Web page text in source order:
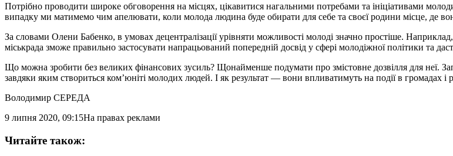
Потрібно проводити широке обговорення на місцях, цікавитися нагальними потребами та ініціативами
випадку ми матимемо чим апелювати, коли молода людина буде обирати для себе та своєї родини місце, де
За словами Олени Бабенко, в умовах децентралізації урівняти можливості молоді значно простіше.
міськрада зможе правильно застосувати напрацьований попередній досвід у сфері молодіжної політики та
Що можна зробити без великих фінансових зусиль? Щонайменше подумати про змістовне дозвілля для неї.
завдяки яким створиться ком’юніті молодих людей. І як результат — вони впливатимуть на події в громадах і
Володимир СЕРЕДА
9 липня 2020, 09:15На правах реклами
Читайте також: